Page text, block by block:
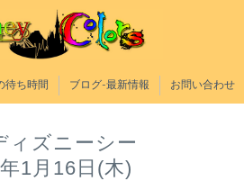
待ち時間 ブログ-最新情報 お問い合わせ
ィズニーシー
1月16日(木)